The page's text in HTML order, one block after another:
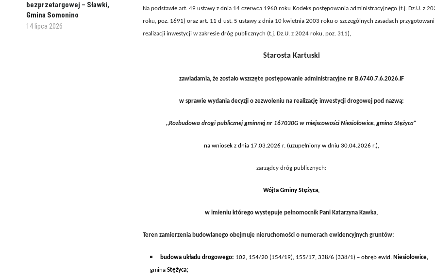
bezprzetargowej – Sławki,
Gmina Somonino
14 lipca 2026
Na podstawie art. 49 ustawy z dnia 14 czerwca 1960 roku Kodeks postępowania administracyjnego (t.j. Dz.U. z
roku, poz. 1691) oraz art. 11 d ust. 5 ustawy z dnia 10 kwietnia 2003 roku o szczególnych zasadach
realizacji inwestycji w zakresie dróg publicznych (t.j. Dz.U. z 2024 roku, poz. 311),
Starosta Kartuski
zawiadamia, że zostało wszczęte postępowanie administracyjne nr B.6740.7.6.2026.IF
w sprawie wydania decyzji o zezwoleniu na realizację inwestycji drogowej pod nazwą:
,,Rozbudowa drogi publicznej gminnej nr 167030G w miejscowości Niesiołowice, gmina Stężyca”
na wniosek z dnia 17.03.2026 r. (uzupełniony w dniu 30.04.2026 r.),
zarządcy dróg publicznych:
Wójta GminyStężyca,
w imieniu którego występuje pełnomocnik Pani Katarzyna Kawka,
Teren zamierzenia budowlanego obejmuje nieruchomości o numerach ewidencyjnych gruntów:
budowa układu drogowego: 102, 154/20 (154/19), 155/17, 338/6 (338/1) – obręb ewid. Niesiołowice,
gmina Stężyca;